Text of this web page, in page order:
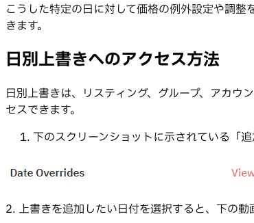
こうした特定の日に対して価格の例外設定や調整
きます。
日別上書きへのアクセス方法
日別上書きは、リスティング、グループ、アカ
セスできます。
下のスクリーンショットに示されている「
2. 上書きを追加したい日付を選択すると、下の動